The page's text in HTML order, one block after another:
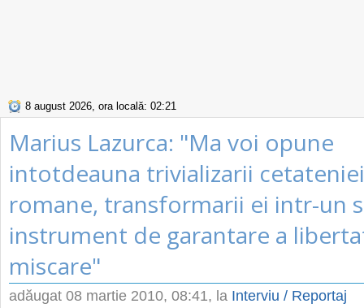
8 august 2026, ora locală: 02:21
Marius Lazurca: "Ma voi opune
intotdeauna trivializarii cetateniei
romane, transformarii ei intr-un
instrument de garantare a
miscare"
adăugat 08 martie 2010, 08:41, la Interviu / Reportaj